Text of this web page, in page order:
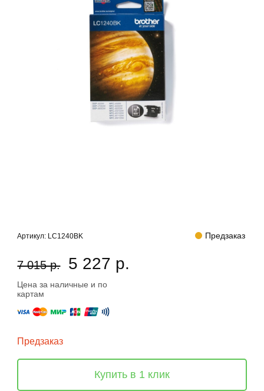
Артикул: LC1240BK Предзаказ
7 015 р. 5 227 р.
Цена за наличные и по
картам
Предзаказ
Купить в 1 клик